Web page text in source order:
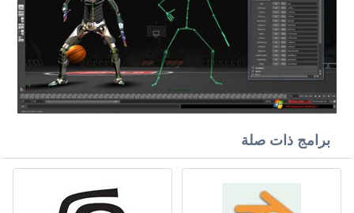
برامج ذات صلة